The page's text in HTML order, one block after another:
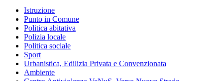
Istruzione
Punto in Comune
Politica abitativa
Polizia locale
Politica sociale
Sport
Urbanistica, Edilizia Privata e Convenzionata
Ambiente